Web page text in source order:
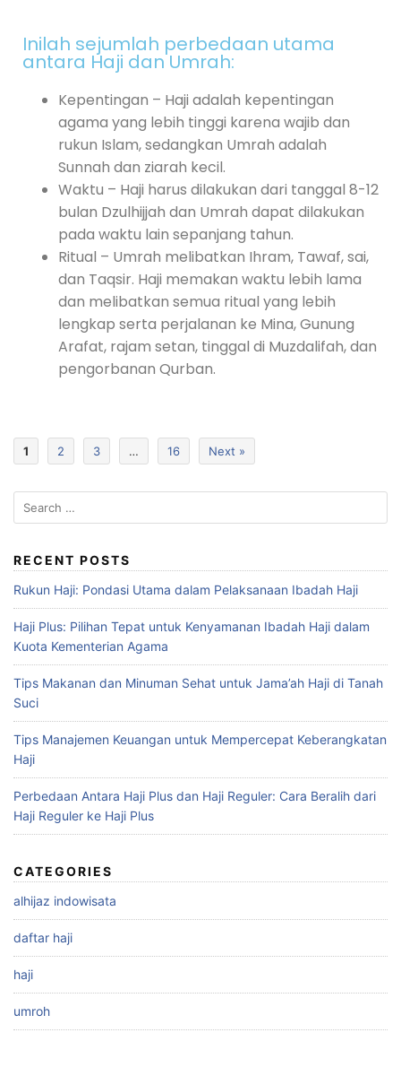
Inilah sejumlah perbedaan utama
antara Haji dan Umrah:
Kepentingan – Haji adalah kepentingan
agama yang lebih tinggi karena wajib dan
rukun Islam, sedangkan Umrah adalah
Sunnah dan ziarah kecil.
Waktu – Haji harus dilakukan dari tanggal 8-12
bulan Dzulhijjah dan Umrah dapat dilakukan
pada waktu lain sepanjang tahun.
Ritual – Umrah melibatkan Ihram, Tawaf, sai,
dan Taqsir. Haji memakan waktu lebih lama
dan melibatkan semua ritual yang lebih
lengkap serta perjalanan ke Mina, Gunung
Arafat, rajam setan, tinggal di Muzdalifah, dan
pengorbanan Qurban.
1 2 3 … 16 Next »
RECENT POSTS
Rukun Haji: Pondasi Utama dalam Pelaksanaan Ibadah Haji
Haji Plus: Pilihan Tepat untuk Kenyamanan Ibadah Haji dalam
Kuota Kementerian Agama
Tips Makanan dan Minuman Sehat untuk Jama’ah Haji di Tanah
Suci
Tips Manajemen Keuangan untuk Mempercepat Keberangkatan
Haji
Perbedaan Antara Haji Plus dan Haji Reguler: Cara Beralih dari
Haji Reguler ke Haji Plus
CATEGORIES
alhijaz indowisata
daftar haji
haji
umroh